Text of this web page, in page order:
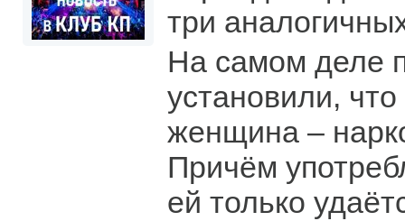
три
На самом деле
установили,
женщина –
Причём
ей только